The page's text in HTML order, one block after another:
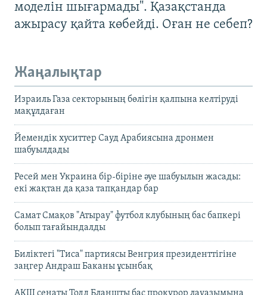
моделін шығармады". Қазақстанда
ажырасу қайта көбейді. Оған не себеп?
Жаңалықтар
Израиль Газа секторының бөлігін қалпына келтіруді
мақұлдаған
Йемендік хуситтер Сауд Арабиясына дронмен
шабуылдады
Ресей мен Украина бір-біріне әуе шабуылын жасады:
екі жақтан да қаза тапқандар бар
Самат Смақов "Атырау" футбол клубының бас бапкері
болып тағайындалды
Биліктегі "Тиса" партиясы Венгрия президенттігіне
заңгер Андраш Баканы ұсынбақ